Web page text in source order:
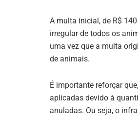
A multa inicial, de R$
irregular de todos os
uma vez que a multa
de animais.
É importante reforçar
aplicadas devido à
anuladas. Ou seja, o